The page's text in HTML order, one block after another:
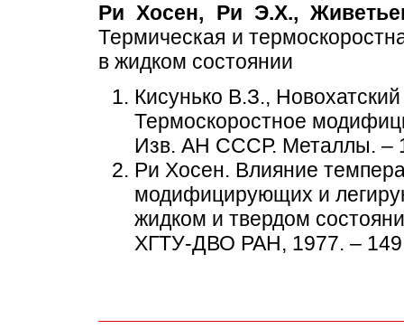
Ри Хосен, Ри Э.Х.,
Термическая и
в жидком состоянии
Кисунько В.З.,
Термоскоростное
Изв. АН СССР. Металлы. –
Ри Хосен. Влияние
модифицирующих и
жидком и твердом
ХГТУ-ДВО РАН, 1977. – 149